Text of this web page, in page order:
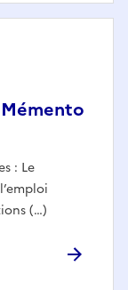
: Le
(…)